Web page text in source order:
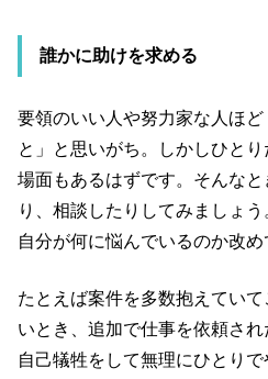
誰かに助けを求める
要領のいい人や努力家な人ほ
と」と思いがち。しかしひと
場面もあるはずです。そんな
り、相談したりしてみましょう
自分が何に悩んでいるのか改め
たとえば案件を多数抱えてい
いとき、追加で仕事を依頼さ
自己犠牲をして無理にひとり